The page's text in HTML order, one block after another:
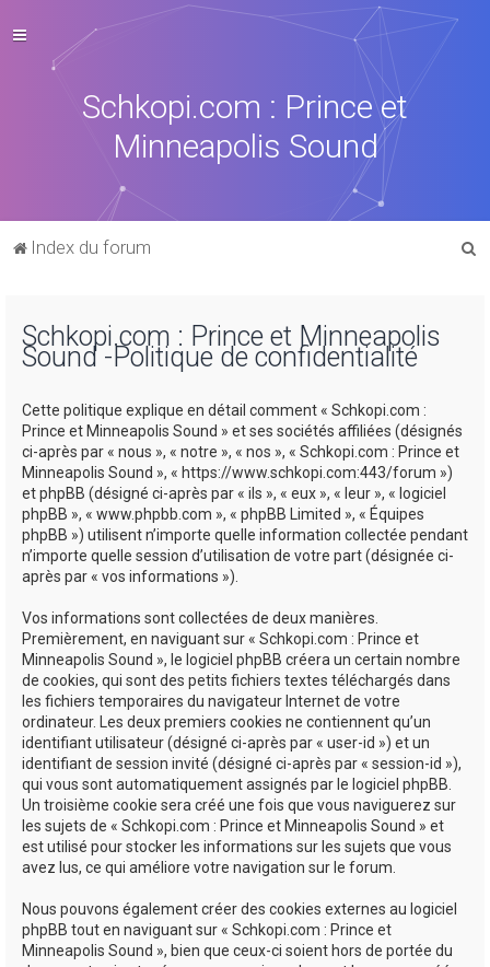
Schkopi.com : Prince et
Minneapolis Sound
Index du forum
Schkopi.com : Prince et Minneapolis
Sound -Politique de confidentialité
Cette politique explique en détail comment « Schkopi.com :
Prince et Minneapolis Sound » et ses sociétés affiliées (désignés
ci-après par « nous », « notre », « nos », « Schkopi.com : Prince et
Minneapolis Sound », « https://www.schkopi.com:443/forum »)
et phpBB (désigné ci-après par « ils », « eux », « leur », « logiciel
phpBB », « www.phpbb.com », « phpBB Limited », « Équipes
phpBB ») utilisent n’importe quelle information collectée pendant
n’importe quelle session d’utilisation de votre part (désignée ci-
après par « vos informations »).
Vos informations sont collectées de deux manières.
Premièrement, en naviguant sur « Schkopi.com : Prince et
Minneapolis Sound », le logiciel phpBB créera un certain nombre
de cookies, qui sont des petits fichiers textes téléchargés dans
les fichiers temporaires du navigateur Internet de votre
ordinateur. Les deux premiers cookies ne contiennent qu’un
identifiant utilisateur (désigné ci-après par « user-id ») et un
identifiant de session invité (désigné ci-après par « session-id »),
qui vous sont automatiquement assignés par le logiciel phpBB.
Un troisième cookie sera créé une fois que vous naviguerez sur
les sujets de « Schkopi.com : Prince et Minneapolis Sound » et
est utilisé pour stocker les informations sur les sujets que vous
avez lus, ce qui améliore votre navigation sur le forum.
Nous pouvons également créer des cookies externes au logiciel
phpBB tout en naviguant sur « Schkopi.com : Prince et
Minneapolis Sound », bien que ceux-ci soient hors de portée du